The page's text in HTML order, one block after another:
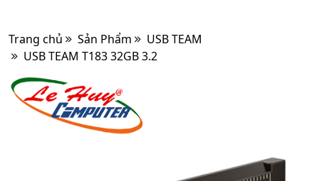
Trang chủ Sản Phẩm
USB TEAM
USB TEAM T183 32GB 3.2